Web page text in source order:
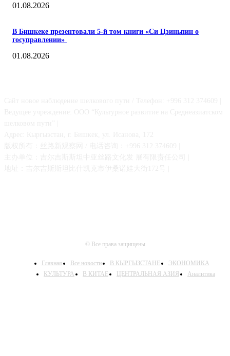
01.08.2026
В Бишкеке презентовали 5-й том книги «Си Цзиньпин о
госуправлении»
01.08.2026
© Все права защищены
Главная Все новости В КЫРГЫЗСТАНЕ
ЭКОНОМИКА
КУЛЬТУРА
В КИТАЕ ЦЕНТРАЛЬНАЯ АЗИЯ Аналитика